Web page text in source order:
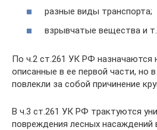
разные виды транспорта;
взрывчатые вещества и
По ч.2 ст.261 УК РФ назначаются
описанные в ее первой части, но в
повлекли за собой причинение
В ч.3 ст.261 УК РФ трактуются
повреждения лесных насаждений